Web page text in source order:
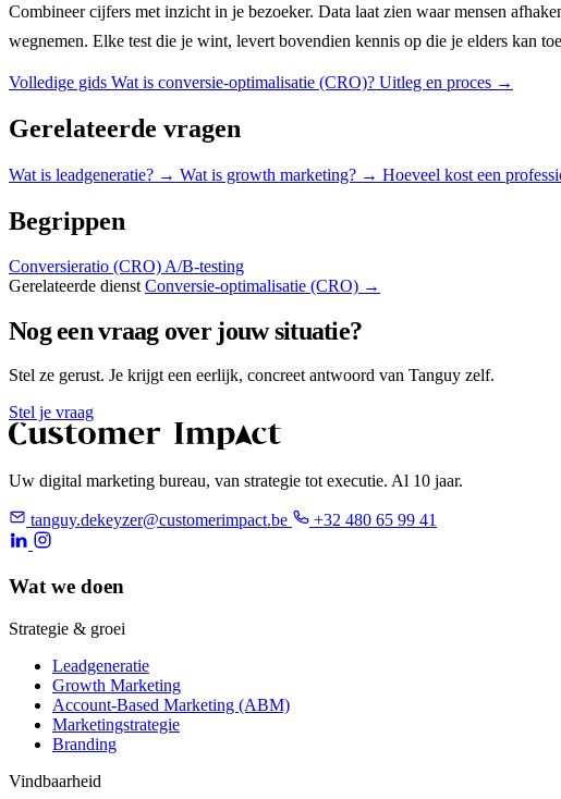
Combineer cijfers met inzicht in je bezoeker. Data laat zien waar mensen
wegnemen. Elke test die je wint, levert bovendien kennis op die je elders kan
Volledige gids Wat is conversie-optimalisatie (CRO)? Uitleg en proces →
Gerelateerde vragen
Wat is leadgeneratie? → Wat is growth marketing? → Hoeveel kost een
Begrippen
Conversieratio (CRO)A/B-testing
Gerelateerde dienst Conversie-optimalisatie (CRO) →
Nog een vraag over jouw situatie?
Stel ze gerust. Je krijgt een eerlijk, concreet antwoord van Tanguy zelf.
Stel je vraag
Uw digital marketing bureau, van strategie tot executie. Al 10 jaar.
tanguy.dekeyzer@customerimpact.be +32 480 65 99 41
Wat we doen
Strategie & groei
Leadgeneratie
Growth Marketing
Account-Based Marketing (ABM)
Marketingstrategie
Branding
Vindbaarheid